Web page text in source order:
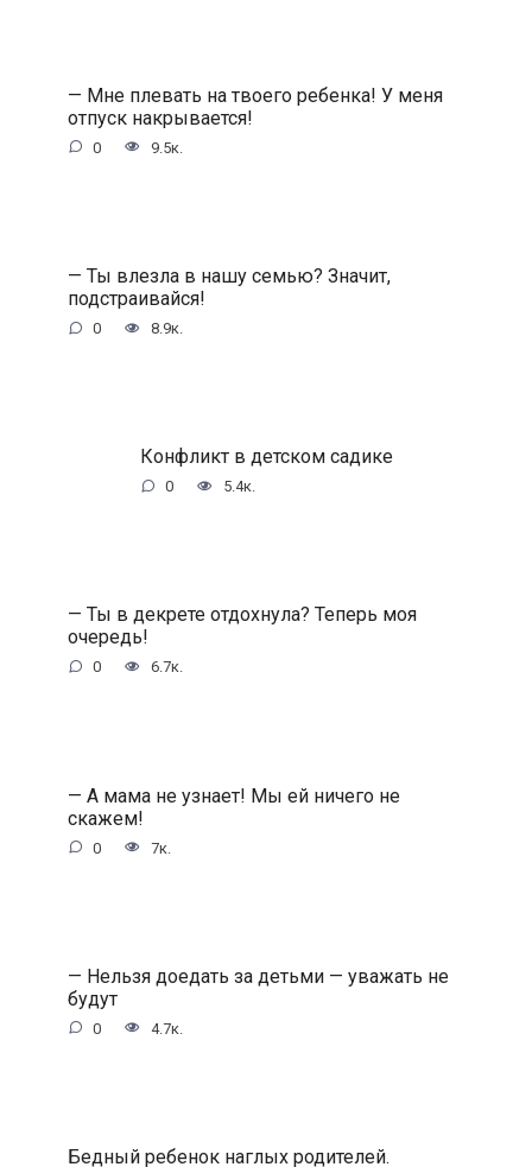
— Мне плевать на твоего ребенка! У меня
отпуск накрывается!
0 9.5к.
— Ты влезла в нашу семью? Значит,
подстраивайся!
0 8.9к.
Конфликт в детском садике
0 5.4к.
— Ты в декрете отдохнула? Теперь моя
очередь!
0 6.7к.
— А мама не узнает! Мы ей ничего не
скажем!
0 7к.
— Нельзя доедать за детьми — уважать не
будут
0 4.7к.
Бедный ребенок наглых родителей.